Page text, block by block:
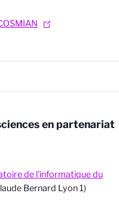
en partenariat
de l'informatique du
Bernard Lyon 1)